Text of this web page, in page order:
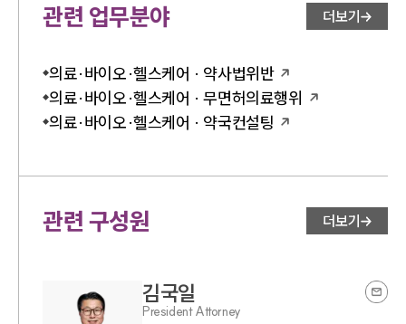
관련 업무분야 더보기
의료·바이오·헬스케어 · 약사법위반
의료·바이오·헬스케어 · 무면허의료행위
의료·바이오·헬스케어 · 약국컨설팅
관련 구성원 더보기
김국일
President Attorney